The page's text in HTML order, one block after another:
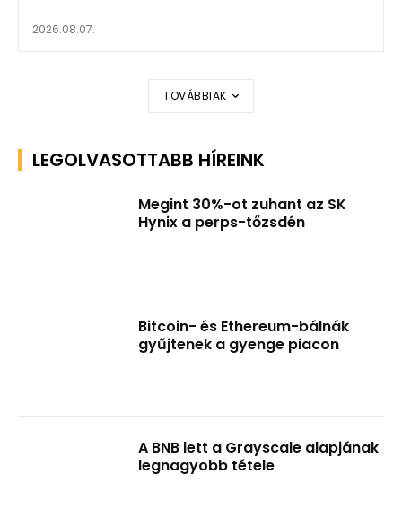
2026.08.07.
TOVÁBBIAK
LEGOLVASOTTABB HÍREINK
Megint 30%-ot zuhant az SK
Hynix a perps-tőzsdén
Bitcoin- és Ethereum-bálnák
gyűjtenek a gyenge piacon
A BNB lett a Grayscale alapjának
legnagyobb tétele